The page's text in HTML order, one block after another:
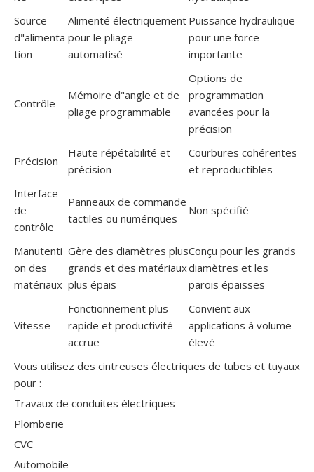
Source
d"alimenta
tion
Alimenté électriquement
pour le pliage
automatisé
Puissance hydraulique
pour une force
importante
Contrôle
Mémoire d"angle et de
pliage programmable
Options de
programmation
avancées pour la
précision
Précision
Haute répétabilité et
précision
Courbures cohérentes
et reproductibles
Interface
de
contrôle
Panneaux de commande
tactiles ou numériques
Non spécifié
Manutenti
on des
matériaux
Gère des diamètres plus
grands et des matériaux
plus épais
Conçu pour les grands
diamètres et les
parois épaisses
Vitesse
Fonctionnement plus
rapide et productivité
accrue
Convient aux
applications à volume
élevé
Vous utilisez des cintreuses électriques de tubes et tuyaux
pour :
Travaux de conduites électriques
Plomberie
CVC
Automobile